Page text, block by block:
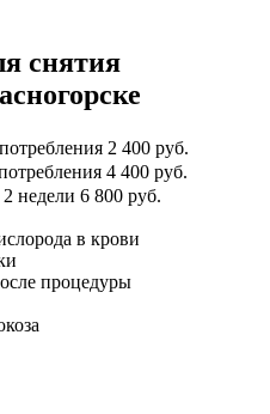
снятия
2 400 руб.
4 400 руб.
недели 6 800 руб.
в крови
процедуры